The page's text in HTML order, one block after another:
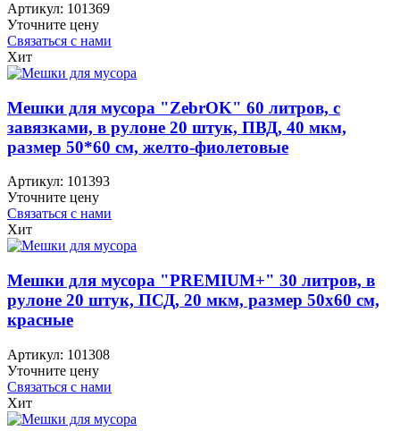
Артикул: 101369
Уточните цену
Связаться с нами
Хит
Мешки для мусора "ZebrOK" 60 литров, с
завязками, в рулоне 20 штук, ПВД, 40 мкм,
размер 50*60 см, желто-фиолетовые
Артикул: 101393
Уточните цену
Связаться с нами
Хит
Мешки для мусора "PREMIUM+" 30 литров, в
рулоне 20 штук, ПСД, 20 мкм, размер 50х60 см,
красные
Артикул: 101308
Уточните цену
Связаться с нами
Хит